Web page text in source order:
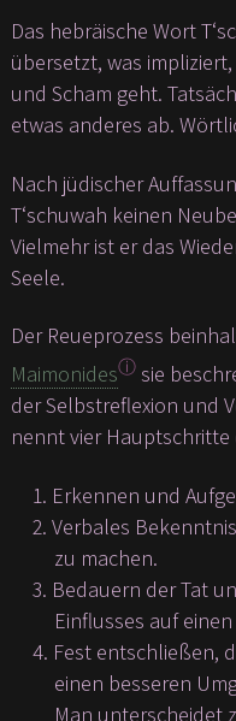
Das hebräische Wort
übersetzt, was
und Scham geht.
etwas anderes ab.
Nach jüdischer
T‘schuwah keinen
Vielmehr ist er das
Seele.
Der Reueprozess
Maimonidesⓘsie
der Selbstreflexion und
nennt vier Hauptschritte
Erkennen und
Verbales
zu machen.
Bedauern der Tat
Einflusses auf
Fest entschließen,
einen besseren
Man unterscheidet